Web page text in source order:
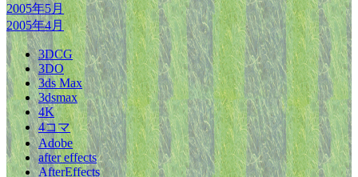
2005年5月
2005年4月
3DCG
3DO
3ds Max
3dsmax
4K
4コマ
Adobe
after effects
AfterEffects